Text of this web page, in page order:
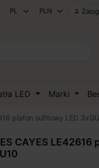

LED Marki
plafon sufitowy LED
CAYES